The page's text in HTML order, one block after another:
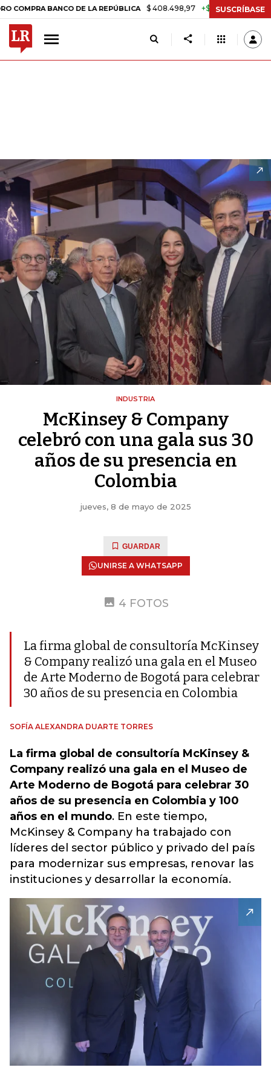
BANCO DE LA REPÚBLICA $ 408.498,97 +$ 8.753,81 +2,19% TASA
SUSCRÍBASE
INDUSTRIA
McKinsey & Company
celebró con una gala sus 30
años de su presencia en
Colombia
jueves, 8 de mayo de 2025
GUARDAR
UNIRSE A WHATSAPP
4 FOTOS
La firma global de consultoría McKinsey
& Company realizó una gala en el Museo
de Arte Moderno de Bogotá para celebrar
30 años de su presencia en Colombia
SOFÍA ALEXANDRA DUARTE TORRES
La firma global de consultoría McKinsey &
Company realizó una gala en el Museo de
Arte Moderno de Bogotá para celebrar 30
años de su presencia en Colombia y 100
años en el mundo. En este tiempo,
McKinsey & Company ha trabajado con
líderes del sector público y privado del país
para modernizar sus empresas, renovar las
instituciones y desarrollar la economía.